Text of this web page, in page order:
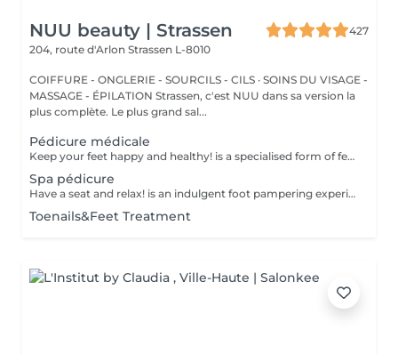
NUU beauty | Strassen
427
204, route d'Arlon Strassen L-8010
COIFFURE - ONGLERIE - SOURCILS - CILS · SOINS DU VISAGE -
MASSAGE - ÉPILATION Strassen, c'est NUU dans sa version la
plus complète. Le plus grand sal...
Pédicure médicale
Keep your feet happy and healthy! is a specialised form of feet treatment where a nail master eliminates such problems as calluses, cracks and deformed nails etc. How is Deep Care (Medical) Pedicure done? - problem is identified - feet are disinfected and softened - calloused skin is removed - nail plate is treated - skin is treated - medical cream is applied Age restrictions: recommended to do from 16 years. Post procedure recommendations: professional home care is recommended after the procedure. Frequency: once in 3-4 weeks.
Spa pédicure
Have a seat and relax! is an indulgent foot pampering experience that typically includes exfoliation of the feet, using a foot scrub and a combination of moisturising products. Our masters do edged pedicure. How is a pedicure spa done? - feet are cleansed and soaked - nails are cut, your nail plate is shaped and filed - feet are sunk in water - scrub is applied on feet - mask is applied - the cuticle and side ridges are corrected - heels are cleaned - cuticle oil and feet cream are applied Age restrictions: recommended to do from 14 years. Post procedure recommendations: there are no post recommendations for this procedure. Frequency: once in 3-4 weeks.
Toenails&Feet Treatment